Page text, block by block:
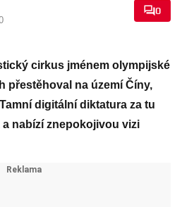
0
cirkus jménem olympijské
přestěhoval na území Číny,
digitální diktatura za tu
nabízí znepokojivou vizi